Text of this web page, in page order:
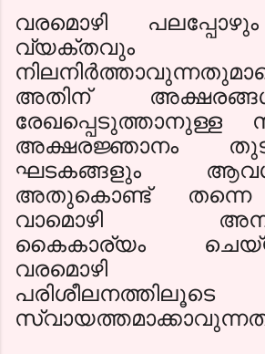
വരമൊഴി
വ്യക്തവും
അതിന്
രേഖപ്പെടുത്താനുള്ള
അക്ഷരജ്ഞാനം
ഘടകങ്ങളും
അതുകൊണ്ട്
വാമൊഴി
കൈകാര്യം
വരമൊഴി